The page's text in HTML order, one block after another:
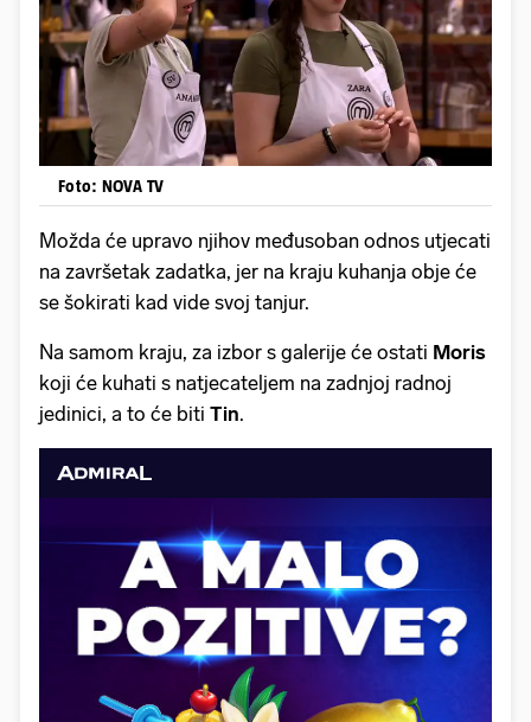
Foto: NOVA TV
Možda će upravo njihov međusoban odnos utjecati
na završetak zadatka, jer na kraju kuhanja obje će
se šokirati kad vide svoj tanjur.
Na samom kraju, za izbor s galerije će ostati Moris
koji će kuhati s natjecateljem na zadnjoj radnoj
jedinici, a to će biti Tin.